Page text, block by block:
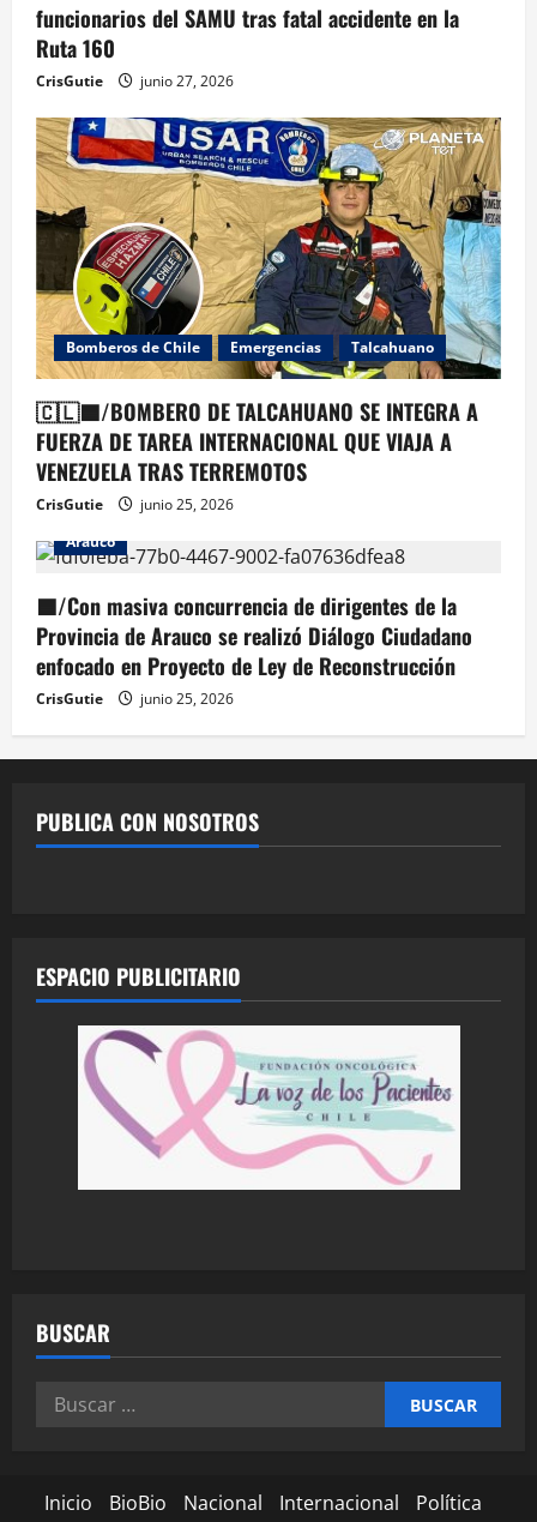
funcionarios del SAMU tras fatal accidente en la
Ruta 160
CrisGutie junio 27, 2026
Bomberos de Chile Emergencias Talcahuano
🇨🇱🟦/BOMBERO DE TALCAHUANO SE INTEGRA A
FUERZA DE TAREA INTERNACIONAL QUE VIAJA A
VENEZUELA TRAS TERREMOTOS
CrisGutie
junio 25, 2026
Arauco
🟦/Con masiva concurrencia de dirigentes de la
Provincia de Arauco se realizó Diálogo Ciudadano
enfocado en Proyecto de Ley de Reconstrucción
CrisGutie junio 25, 2026
PUBLICA CON NOSOTROS
ESPACIO PUBLICITARIO
BUSCAR
Inicio BioBio Nacional Internacional Política